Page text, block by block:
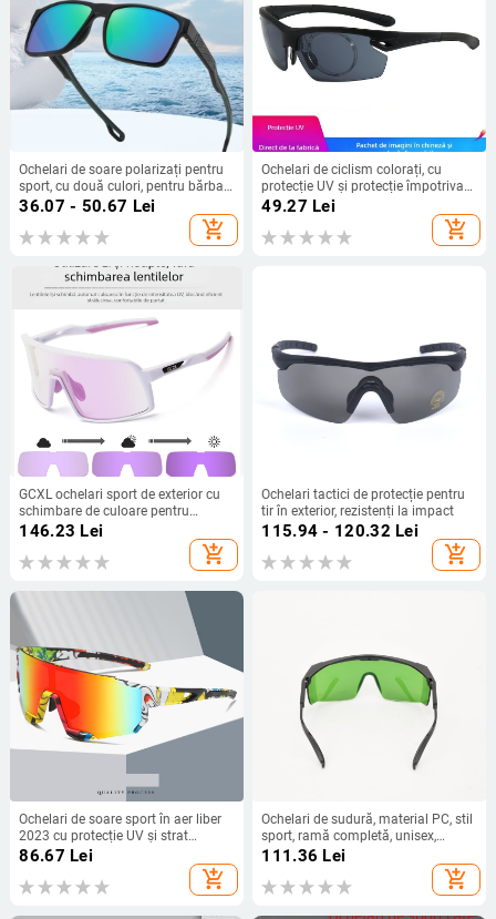
Ochelari de soare polarizați pentru
sport, cu două culori, pentru bărbați
– condus, ciclism și pescuit,
36.07 - 50.67 Lei
add_shopping_cart
Ochelari de ciclism colorați, cu
protecție UV și protecție împotriva
vântului, pentru activități în aer liber
49.27 Lei
add_shopping_cart
GCXL ochelari sport de exterior cu
schimbare de culoare pentru
alpinism, drumeții și ciclism, unisex,
146.23 Lei
add_shopping_cart
Ochelari tactici de protecție pentru
tir în exterior, rezistenți la impact
115.94 - 120.32 Lei
add_shopping_cart
Ochelari de soare sport în aer liber
2023 cu protecție UV și strat
protector adevărat, lentile
monocomponente, ochelari de
soare unisex, ochelari de protecție
86.67 Lei
add_shopping_cart
Ochelari de sudură, material PC, stil
sport, ramă completă, unisex,
model Ui001a, lentile
111.36 Lei
add_shopping_cart